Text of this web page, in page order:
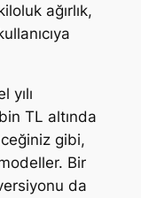
ağırlık,
yılı
TL altında
gibi,
Bir
da